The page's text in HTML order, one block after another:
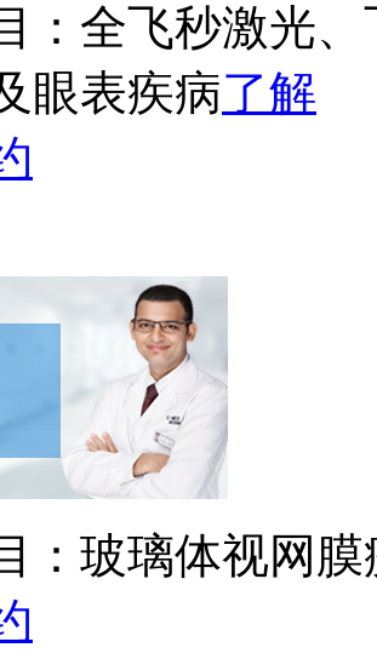
： 全飞秒激光
眼表疾病了解
： 玻璃体视网